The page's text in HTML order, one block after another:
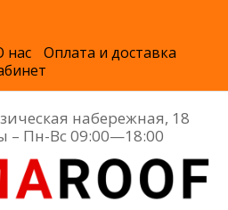
нас
Оплата и доставка
набережная, 18
– Пн-Вс 09:00—18:00